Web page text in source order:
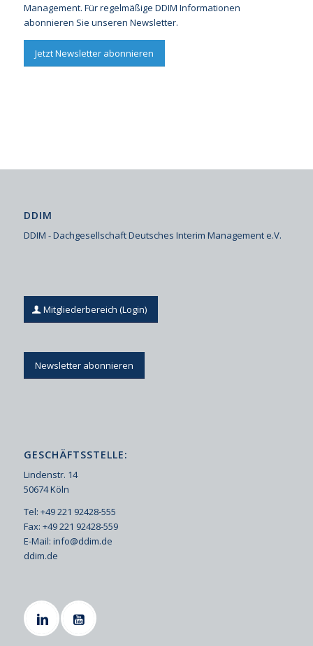
Management. Für regelmäßige DDIM Informationen
abonnieren Sie unseren Newsletter.
Jetzt Newsletter abonnieren
DDIM
DDIM - Dachgesellschaft Deutsches Interim Management e.V.
Mitgliederbereich (Login)
Newsletter abonnieren
GESCHÄFTSSTELLE:
Lindenstr. 14
50674 Köln
Tel: +49 221 92428-555
Fax: +49 221 92428-559
E-Mail: info@ddim.de
ddim.de